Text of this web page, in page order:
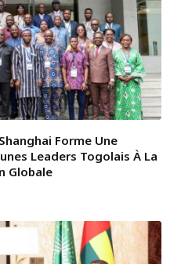
Forme Une
Leaders Togolais À La
Globale